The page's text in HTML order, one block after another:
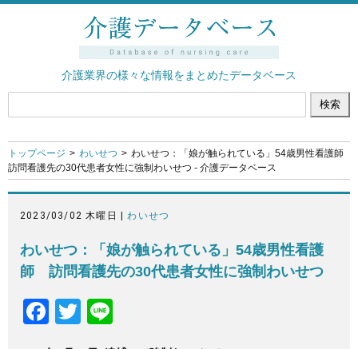
介護業界の様々な情報をまとめたデータベース
トップページ わいせつ
わいせつ：「娘が触られている」54歳男性看護師
訪問看護先の30代患者女性に強制わいせつ - 介護データベース
2023/03/02 木曜日 |わいせつ
わいせつ：「娘が触られている」54歳男性看護
師 訪問看護先の30代患者女性に強制わいせつ
F
T